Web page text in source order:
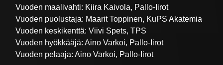
Vuoden maalivahti: Kiira Kaivola, Pallo-Iirot
Vuoden puolustaja: Maarit Toppinen, KuPS Akatemia
Vuoden keskikenttä: Viivi Spets, TPS
Vuoden hyökkääjä: Aino Varkoi, Pallo-Iirot
Vuoden pelaaja: Aino Varkoi, Pallo-Iirot